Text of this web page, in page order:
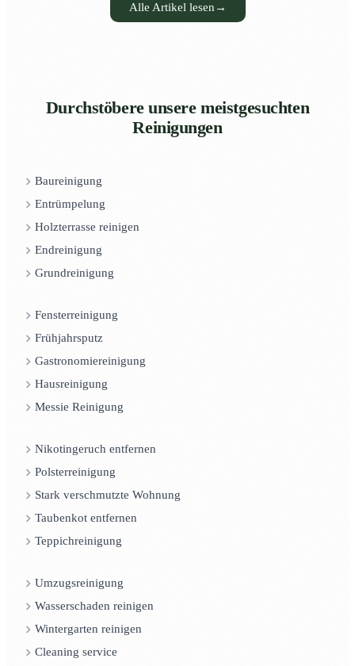
Alle Artikel lesen →
Durchstöbere unsere meistgesuchten
Reinigungen
Baureinigung
Entrümpelung
Holzterrasse reinigen
Endreinigung
Grundreinigung
Fensterreinigung
Frühjahrsputz
Gastronomiereinigung
Hausreinigung
Messie Reinigung
Nikotingeruch entfernen
Polsterreinigung
Stark verschmutzte Wohnung
Taubenkot entfernen
Teppichreinigung
Umzugsreinigung
Wasserschaden reinigen
Wintergarten reinigen
Cleaning service